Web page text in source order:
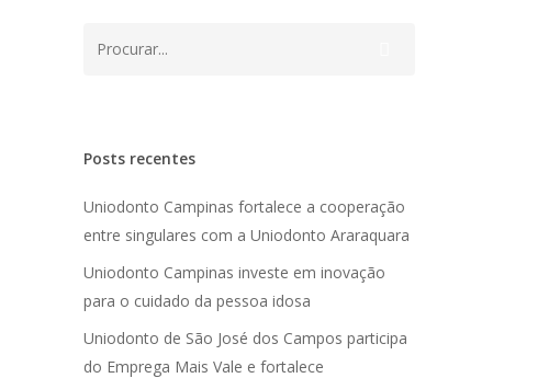
Posts recentes
Uniodonto Campinas fortalece a cooperação
entre singulares com a Uniodonto Araraquara
Uniodonto Campinas investe em inovação
para o cuidado da pessoa idosa
Uniodonto de São José dos Campos participa
do Emprega Mais Vale e fortalece